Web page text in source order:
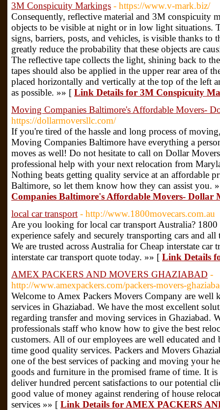
3M Conspicuity Markings - https://www.v-mark.biz/
Consequently, reflective material and 3M conspicuity
objects to be visible at night or in low light situations.
signs, barriers, posts, and vehicles, is visible thanks to
greatly reduce the probability that these objects are
The reflective tape collects the light, shining back to
tapes should also be applied in the upper rear area of
placed horizontally and vertically at the top of the left
as possible. »» [ Link Details for 3M Conspicuity
Moving Companies Baltimore's Affordable Movers-
https://dollarmoversllc.com/
If you're tired of the hassle and long process of
Moving Companies Baltimore have everything a
moves as well! Do not hesitate to call on Dollar
professional help with your next relocation from
Nothing beats getting quality service at an affordable
Baltimore, so let them know how they can assist you.
Companies Baltimore's Affordable Movers- Dollar
local car transport - http://www.1800movecars.com.au
Are you looking for local car transport Australia? 1800
experience safely and securely transporting cars and
We are trusted across Australia for Cheap interstate
interstate car transport quote today. »» [ Link Details
AMEX PACKERS AND MOVERS GHAZIABAD -
http://www.amexpackers.com/packers-movers-
Welcome to Amex Packers Movers Company are well
services in Ghaziabad. We have the most excellent
regarding transfer and moving services in Ghaziabad.
professionals staff who know how to give the best
customers. All of our employees are well educated
time good quality services. Packers and Movers
one of the best services of packing and moving your
goods and furniture in the promised frame of time. It
deliver hundred percent satisfactions to our potential
good value of money against rendering of house
services »» [ Link Details for AMEX PACKERS